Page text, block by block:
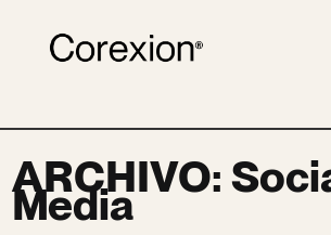
ARCHIVO:
Media